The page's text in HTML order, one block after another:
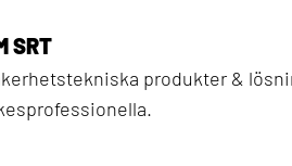
SRT
produkter &